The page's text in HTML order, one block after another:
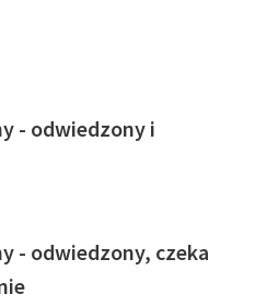
- odwiedzony i
- odwiedzony, czeka